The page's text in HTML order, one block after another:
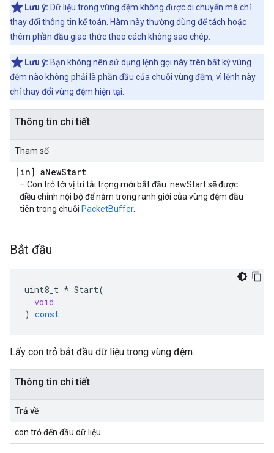
Lưu ý: Dữ liệu trong vùng đệm không được di chuyển mà chỉ
thay đổi thông tin kế toán. Hàm này thường dùng để tách hoặc
thêm phần đầu giao thức theo cách không sao chép.
Lưu ý: Bạn không nên sử dụng lệnh gọi này trên bất kỳ vùng
đệm nào không phải là phần đầu của chuỗi vùng đệm, vì lệnh này
chỉ thay đổi vùng đệm hiện tại.
Thông tin chi tiết
Tham số
[in] aNewStart
– Con trỏ tới vị trí tải trọng mới bắt đầu. newStart sẽ được
điều chỉnh nội bộ để nằm trong ranh giới của vùng đệm đầu
tiên trong chuỗi PacketBuffer.
Bắt đầu
uint8_t * Start(
void
) const
Lấy con trỏ bắt đầu dữ liệu trong vùng đệm.
Thông tin chi tiết
Trả về
con trỏ đến đầu dữ liệu.